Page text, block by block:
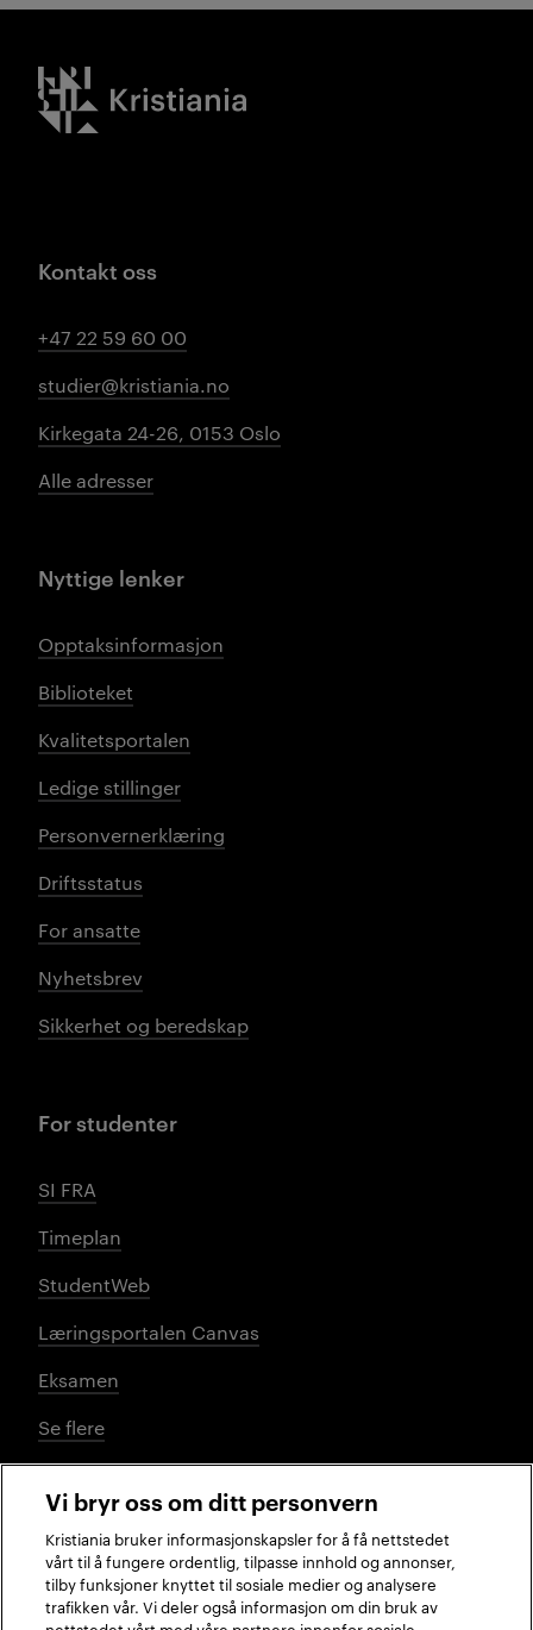
Kristiania logo
Kontakt oss
+47 22 59 60 00
studier@kristiania.no
Kirkegata 24-26, 0153 Oslo
Alle adresser
Nyttige lenker
Opptaksinformasjon
Biblioteket
Kvalitetsportalen
Ledige stillinger
Personvernerklæring
Driftsstatus
For ansatte
Nyhetsbrev
Sikkerhet og beredskap
For studenter
SI FRA
Timeplan
StudentWeb
Læringsportalen Canvas
Eksamen
Se flere
Sosiale medier
FacebookInstagramLinkedInTikTok
Vi bryr oss om ditt personvern
Kristiania bruker informasjonskapsler for å få nettstedet
vårt til å fungere ordentlig, tilpasse innhold og annonser,
tilby funksjoner knyttet til sosiale medier og analysere
trafikken vår. Vi deler også informasjon om din bruk av